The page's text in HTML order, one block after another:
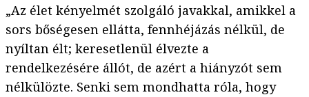
„Az élet kényelmét szolgáló javakkal, amikkel a
sors bőségesen ellátta, fennhéjázás nélkül, de
nyíltan élt; keresetlenül élvezte a
rendelkezésére állót, de azért a hiányzót sem
nélkülözte. Senki sem mondhatta róla, hogy